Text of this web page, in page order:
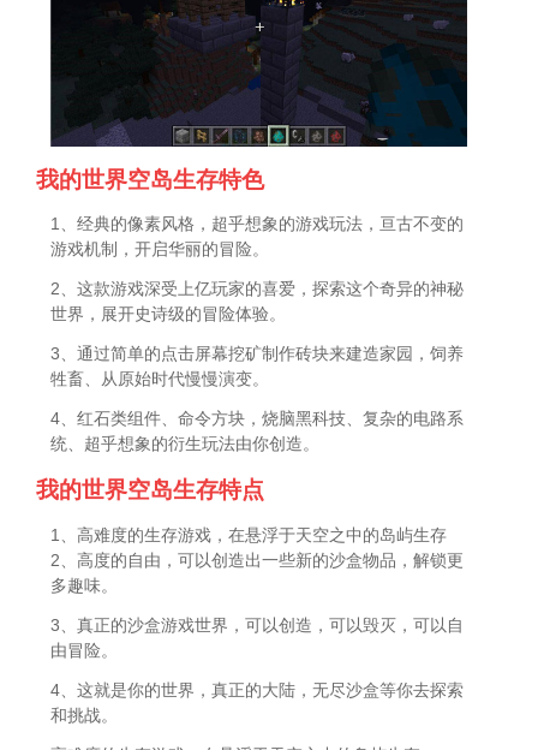
我的世界空岛生存特色
1、经典的像素风格，超乎想象的游戏玩法，亘古不变的
游戏机制，开启华丽的冒险。
2、这款游戏深受上亿玩家的喜爱，探索这个奇异的神秘
世界，展开史诗级的冒险体验。
3、通过简单的点击屏幕挖矿制作砖块来建造家园，饲养
牲畜、从原始时代慢慢演变。
4、红石类组件、命令方块，烧脑黑科技、复杂的电路系
统、超乎想象的衍生玩法由你创造。
我的世界空岛生存特点
1、高难度的生存游戏，在悬浮于天空之中的岛屿生存
2、高度的自由，可以创造出一些新的沙盒物品，解锁更
多趣味。
3、真正的沙盒游戏世界，可以创造，可以毁灭，可以自
由冒险。
4、这就是你的世界，真正的大陆，无尽沙盒等你去探索
和挑战。